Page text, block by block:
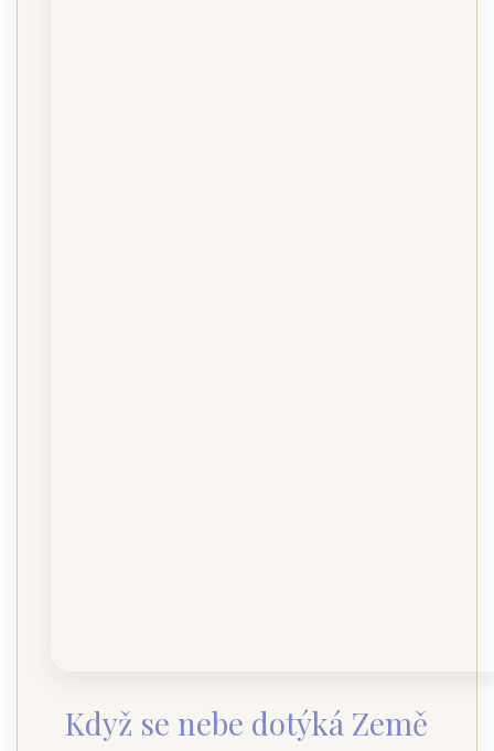
Když se nebe dotýká Země